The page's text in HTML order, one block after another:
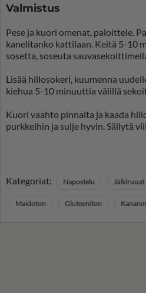
Valmistus
Pese ja kuori omenat, paloittele.
kanelitanko kattilaan. Keitä 5-10
sosetta, soseuta
Lisää hillosokeri, kuumenna
kiehua 5-10 minuuttia välillä
Kuori vaahto pinnalta ja kaada
purkkeihin ja sulje hyvin. Säilytä
Kategoriat: Napostelu Jälkiruoat
Maidoton Gluteeniton